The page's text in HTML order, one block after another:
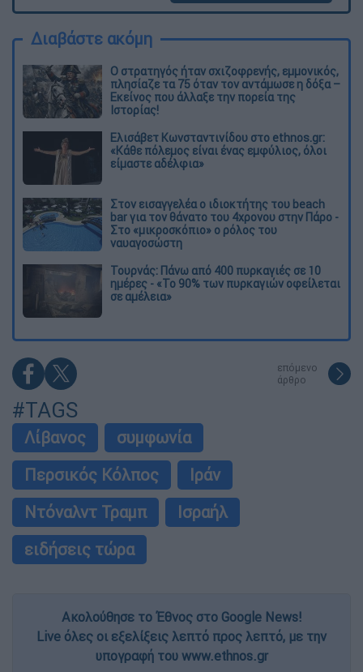
Διαβάστε ακόμη
O στρατηγός ήταν σχιζοφρενής, εμμονικός,
πλησίαζε τα 75 όταν τον αντάμωσε η δόξα –
Εκείνος που άλλαξε την πορεία της
Ιστορίας!
Ελισάβετ Κωνσταντινίδου στο ethnos.gr:
«Κάθε πόλεμος είναι ένας εμφύλιος, όλοι
είμαστε αδέλφια»
Στον εισαγγελέα ο ιδιοκτήτης του beach
bar για τον θάνατο του 4χρονου στην Πάρο -
Στο «μικροσκόπιο» ο ρόλος του
ναυαγοσώστη
Τουρνάς: Πάνω από 400 πυρκαγιές σε 10
ημέρες - «Το 90% των πυρκαγιών οφείλεται
σε αμέλεια»
επόμενο
άρθρο
#TAGS
Λίβανος
συμφωνία
Περσικός Κόλπος
Ιράν
Ντόναλντ Τραμπ
Ισραήλ
ειδήσεις τώρα
Ακολούθησε το Έθνος στο Google News!
Live όλες οι εξελίξεις λεπτό προς λεπτό, με την
υπογραφή του www.ethnos.gr